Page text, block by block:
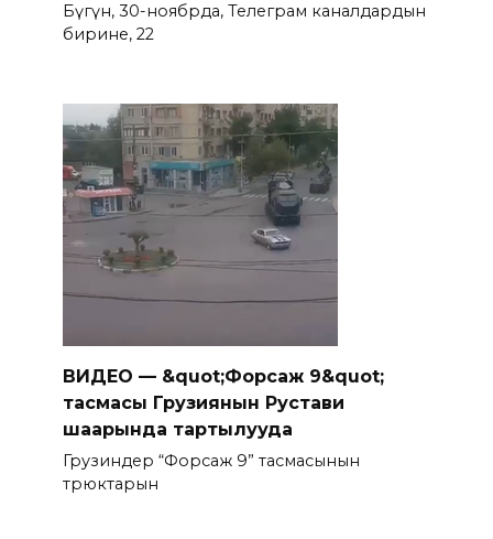
Бүгүн, 30-ноябрда, Телеграм каналдардын
бирине, 22
ВИДЕО — &quot;Форсаж 9&quot;
тасмасы Грузиянын Рустави
шаарында тартылууда
Грузиндер “Форсаж 9” тасмасынын
трюктарын